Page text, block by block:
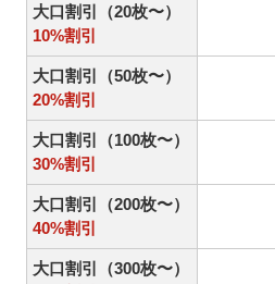
大口割引（20枚〜）
10%割引
大口割引（50枚〜）
20%割引
大口割引（100枚〜）
30%割引
大口割引（200枚〜）
40%割引
大口割引（300枚〜）